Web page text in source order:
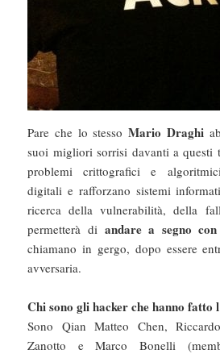
Pare che lo stessoMario Draghi
suoi migliori sorrisi davanti a questi
problemi crittografici e
digitali e rafforzano sistemi
ricerca della vulnerabilità, della
permetterà di andare a segno
chiamano in gergo, dopo essere
avversaria.
Chi sono gli hacker che hanno fatto
Sono Qian Matteo Chen,
Zanotto e Marco Bonelli